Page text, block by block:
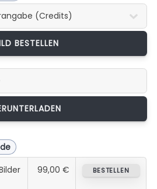
BESTELLEN
99,00 € BESTELLEN